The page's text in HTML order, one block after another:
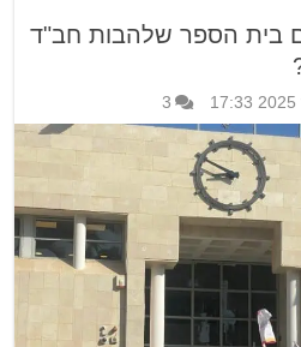
בית הספר שלהבות חב"ד
3